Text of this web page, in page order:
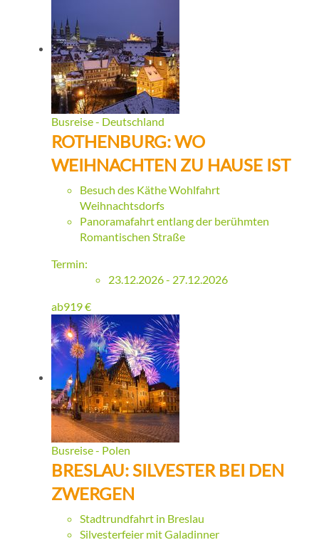
Busreise - Deutschland
ROTHENBURG: WO
WEIHNACHTEN ZU HAUSE IST
Besuch des Käthe Wohlfahrt
Weihnachtsdorfs
Panoramafahrt entlang der berühmten
Romantischen Straße
Termin:
23.12.2026 - 27.12.2026
ab919€
Busreise - Polen
BRESLAU: SILVESTER BEI DEN
ZWERGEN
Stadtrundfahrt in Breslau
Silvesterfeier mit Galadinner